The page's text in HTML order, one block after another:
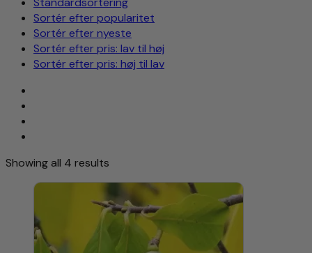
Sortér efter popularitet
Sortér efter nyeste
Sortér efter pris: lav til høj
Sortér efter pris: høj til lav
Showing all 4 results